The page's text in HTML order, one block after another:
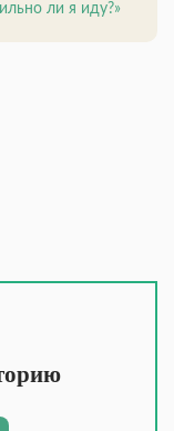
ли я иду?»